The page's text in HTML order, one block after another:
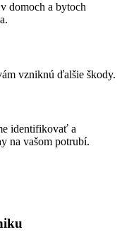
v domoch a bytoch
vzniknú ďalšie škody.
identifikovať a
na vašom potrubí.